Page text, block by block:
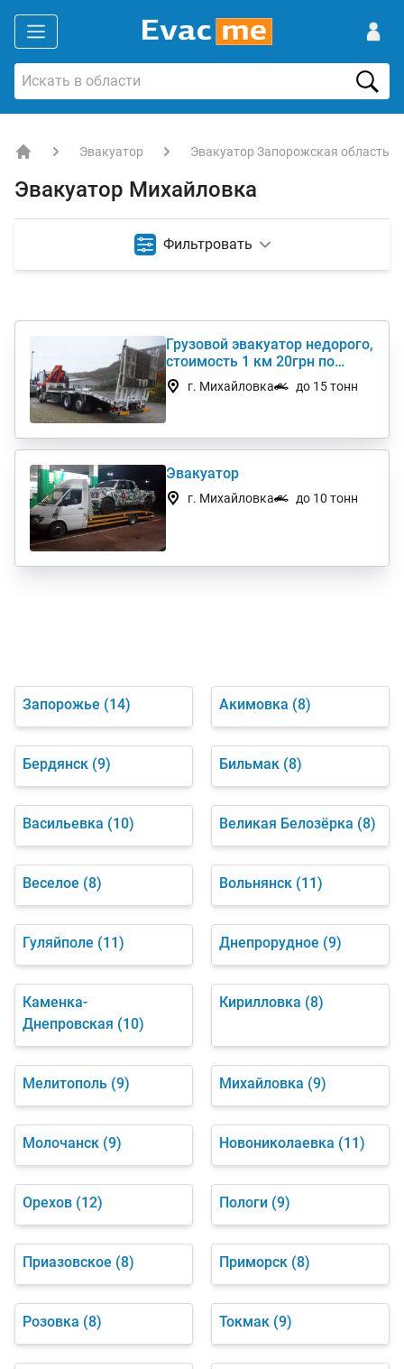
Эвакуатор Эвакуатор Запорожская область
Эвакуатор Михайловка
Фильтровать
Грузовой эвакуатор недорого,
стоимость 1 км 20грн по
Украине
г. Михайловка до 15 тонн
Эвакуатор
г. Михайловка до 10 тонн
Запорожье (14) Акимовка (8)
Бердянск (9) Бильмак (8)
Васильевка (10) Великая Белозёрка (8)
Веселое (8) Вольнянск (11)
Гуляйполе (11) Днепрорудное (9)
Каменка-
Днепровская (10)
Кирилловка (8)
Мелитополь (9) Михайловка (9)
Молочанск (9) Новониколаевка (11)
Орехов (12) Пологи (9)
Приазовское (8) Приморск (8)
Розовка (8) Токмак (9)